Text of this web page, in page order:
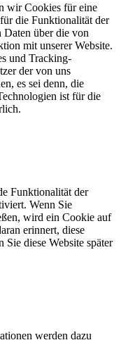
wir Cookies für eine
die Funktionalität der
Daten über die von
mit unserer Website.
und Tracking-
der von uns
es sei denn, die
ist für die
Funktionalität der
Wenn Sie
wird ein Cookie auf
erinnert, diese
diese Website später
werden dazu